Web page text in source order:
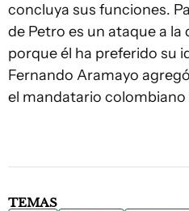
concluya sus funciones.
de Petro es un ataque a
porque él ha preferido su
Fernando Aramayo
el mandatario colombiano
TEMAS